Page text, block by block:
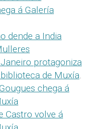
á Galería
dende a India
protagoniza
de Muxía.
chega á
Castro volve á